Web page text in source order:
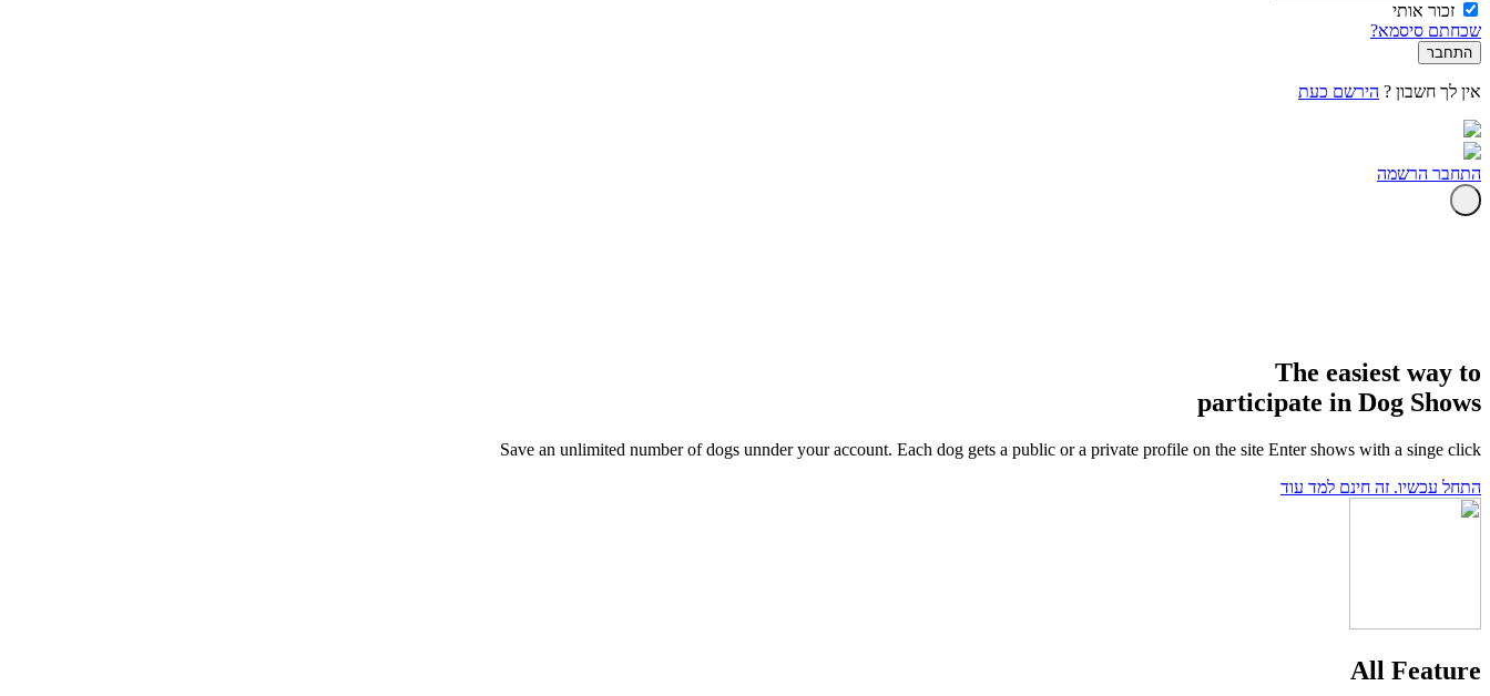
זכור אותי
שכחתם סיסמא?
אין לך חשבון ? הירשם כעת
התחבר הרשמה
The easiest way to
participate in Dog Shows
Save an unlimited number of dogs unnder your account. Each dog gets a public or a private profile on the site Enter shows with a singe click
התחל עכשיו. זה חינם למד עוד
All Feature